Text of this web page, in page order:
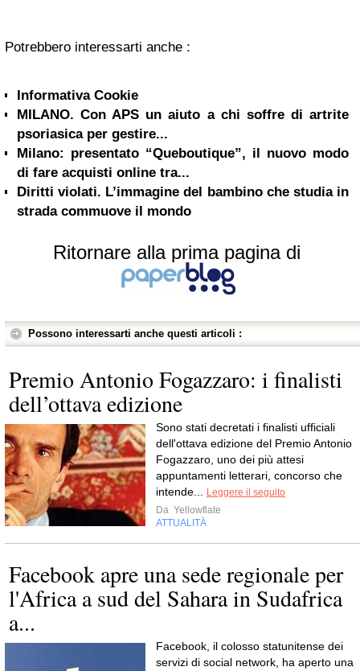
Potrebbero interessarti anche :
Informativa Cookie
MILANO. Con APS un aiuto a chi soffre di artrite
psoriasica per gestire...
Milano: presentato “Queboutique”, il nuovo modo
di fare acquisti online tra...
Diritti violati. L’immagine del bambino che studia in
strada commuove il mondo
Ritornare alla prima pagina di
Possono interessarti anche questi articoli :
Premio Antonio Fogazzaro: i finalisti
dell’ottava edizione
Sono stati decretati i finalisti ufficiali
dell'ottava edizione del Premio Antonio
Fogazzaro, uno dei più attesi
appuntamenti letterari, concorso che
intende...
Leggere il seguito
Da Yellowflate
ATTUALITÀ
Facebook apre una sede regionale per
l'Africa a sud del Sahara in Sudafrica
a...
Facebook, il colosso statunitense dei
servizi di social network, ha aperto una